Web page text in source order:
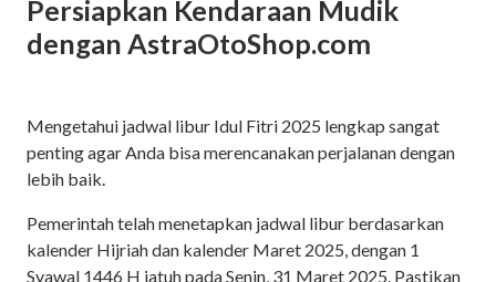
Persiapkan Kendaraan Mudik
dengan AstraOtoShop.com
Mengetahui jadwal libur Idul Fitri 2025 lengkap sangat
penting agar Anda bisa merencanakan perjalanan dengan
lebih baik.
Pemerintah telah menetapkan jadwal libur berdasarkan
kalender Hijriah dan kalender Maret 2025, dengan 1
Syawal 1446 H jatuh pada Senin, 31 Maret 2025. Pastikan